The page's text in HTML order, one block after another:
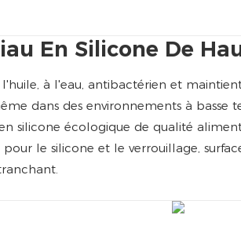
En Silicone De
l'huile, à l'eau, antibactérien et
dans des environnements à basse
silicone écologique de qualité
le silicone et le verrouillage,